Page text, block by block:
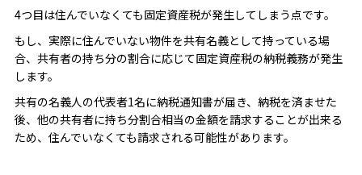
4つ目は住んでいなくても固定資産税が発生してしまう点です。
もし、実際に住んでいない物件を共有名義として持っている場
合、共有者の持ち分の割合に応じて固定資産税の納税義務が発生
します。
共有の名義人の代表者1名に納税通知書が届き、納税を済ませた
後、他の共有者に持ち分割合相当の金額を請求することが出来る
ため、住んでいなくても請求される可能性があります。